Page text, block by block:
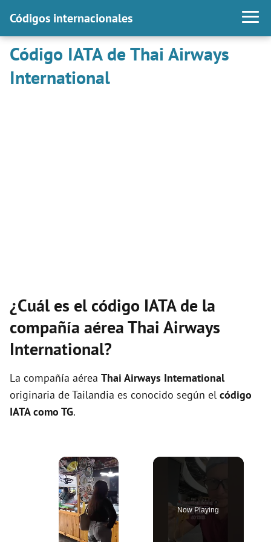
Códigos internacionales
Código IATA de Thai Airways
International
¿Cuál es el código IATA de la
compañía aérea Thai Airways
International?
La compañía aérea Thai Airways International
originaria de Tailandia es conocido según el código
IATA como TG.
×
Now Playing